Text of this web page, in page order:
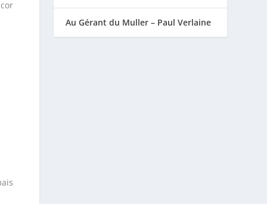
Au Gérant du Muller – Paul Verlaine